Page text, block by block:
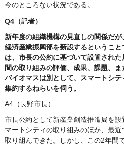
今のところない状況である。
Q4（記者）
新年度の組織機構の見直しの関係だが
経済産業振興部を新設するというこ
は、市長の公約に基づいて設置され
間の取り組みの評価、成果、課題、ま
バイオマスは別として、スマートシ
集約するねらいを伺う。
A4（長野市長）
市長公約として新産業創造推進局を
マートシティの取り組みのほか、最
取り組んできた。しかし、この2年間